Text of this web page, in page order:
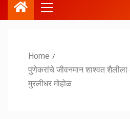
Home
पुणेकरांचे जीवनमान शाश्वत
मुरलीधर मोहोळ